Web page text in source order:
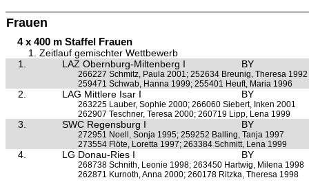
Frauen
4 x 400 m Staffel Frauen
1. Zeitlauf gemischter Wettbewerb
1.
LAZ Obernburg-Miltenberg I BY
266227 Schmitz, Paula 2001; 252634 Breunig, Theresa 1992
259471 Schwab, Hanna 1999; 255401 Heuft, Maria 1996
2. LAG Mittlere Isar I BY
263225 Lauber, Sophie 2000; 266060 Siebert, Inken 2001
262907 Teschner, Teresa 2000; 260719 Lipp, Lena 1999
3. SWC Regensburg I BY
272951 Noell, Sonja 1995; 259252 Balling, Tanja 1997
273554 Flöte, Loretta 1997; 263384 Schmitt, Lena 1999
4. LG Donau-Ries I BY
268738 Schnith, Leonie 1998; 263450 Hartwig, Milena 1998
262871 Kurnoth, Anna 2000; 260178 Ritzka, Theresa 1998